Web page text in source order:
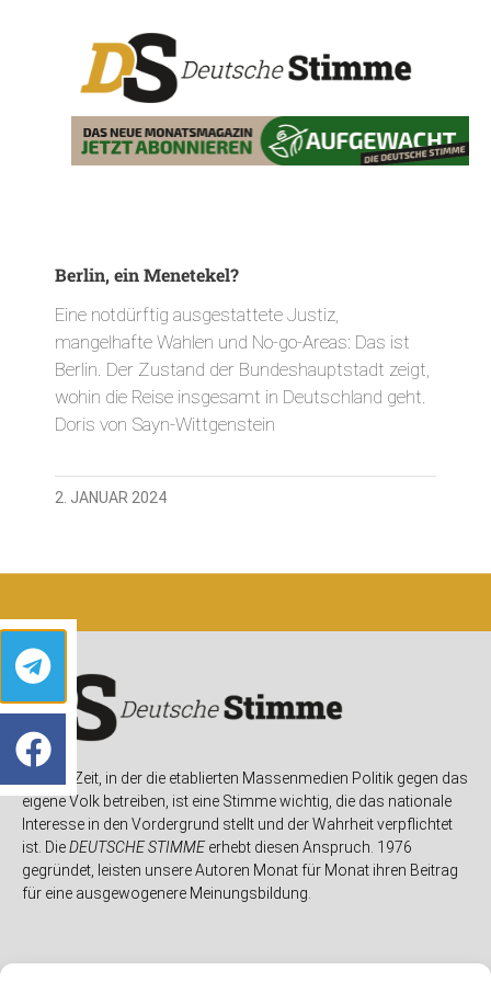
Berlin, ein Menetekel?
Eine notdürftig ausgestattete Justiz,
mangelhafte Wahlen und No-go-Areas: Das ist
Berlin. Der Zustand der Bundeshauptstadt zeigt,
wohin die Reise insgesamt in Deutschland geht.
Doris von Sayn-Wittgenstein
2. JANUAR 2024
In einer Zeit, in der die etablierten Massenmedien Politik gegen das
eigene Volk betreiben, ist eine Stimme wichtig, die das nationale
Interesse in den Vordergrund stellt und der Wahrheit verpflichtet
ist. DieDEUTSCHE STIMMEerhebt diesen Anspruch. 1976
gegründet, leisten unsere Autoren Monat für Monat ihren Beitrag
für eine ausgewogenere Meinungsbildung.